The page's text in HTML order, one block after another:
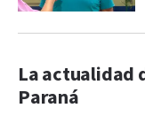
La actualidad
Paraná